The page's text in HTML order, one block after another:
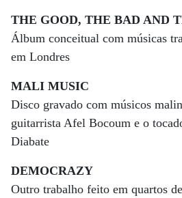
THE GOOD, THE BAD AND
Álbum conceitual com músicas
em Londres
MALI MUSIC
Disco gravado com músicos
guitarrista Afel Bocoum e o
Diabate
DEMOCRAZY
Outro trabalho feito em quartos